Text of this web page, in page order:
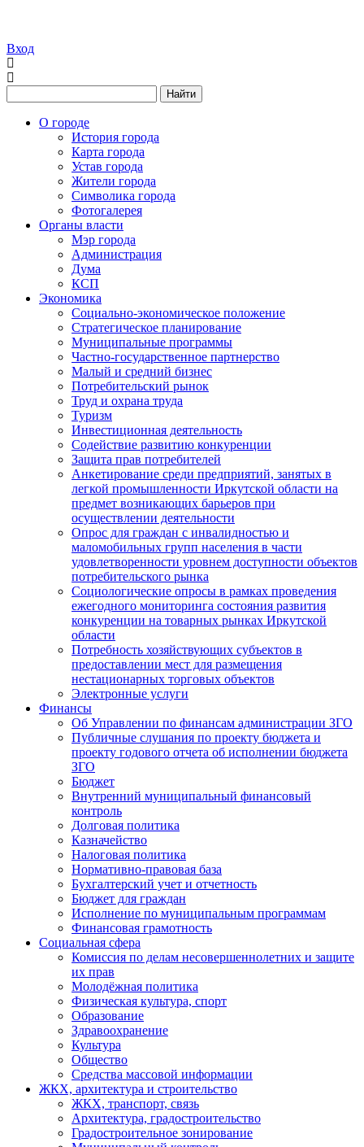
Вход
Найти
О городе
История города
Карта города
Устав города
Жители города
Символика города
Фотогалерея
Органы власти
Мэр города
Администрация
Дума
КСП
Экономика
Социально-экономическое положение
Стратегическое планирование
Муниципальные программы
Частно-государственное партнерство
Малый и средний бизнес
Потребительский рынок
Труд и охрана труда
Туризм
Инвестиционная деятельность
Содействие развитию конкуренции
Защита прав потребителей
Анкетирование среди предприятий, занятых в
легкой промышленности Иркутской области на
предмет возникающих барьеров при
осуществлении деятельности
Опрос для граждан с инвалидностью и
маломобильных групп населения в части
удовлетворенности уровнем доступности объектов
потребительского рынка
Социологические опросы в рамках проведения
ежегодного мониторинга состояния развития
конкуренции на товарных рынках Иркутской
области
Потребность хозяйствующих субъектов в
предоставлении мест для размещения
нестационарных торговых объектов
Электронные услуги
Финансы
Об Управлении по финансам администрации ЗГО
Публичные слушания по проекту бюджета и
проекту годового отчета об исполнении бюджета
ЗГО
Бюджет
Внутренний муниципальный финансовый
контроль
Долговая политика
Казначейство
Налоговая политика
Нормативно-правовая база
Бухгалтерский учет и отчетность
Бюджет для граждан
Исполнение по муниципальным программам
Финансовая грамотность
Социальная сфера
Комиссия по делам несовершеннолетних и защите
их прав
Молодёжная политика
Физическая культура, спорт
Образование
Здравоохранение
Культура
Общество
Средства массовой информации
ЖКХ, архитектура и строительство
ЖКХ, транспорт, связь
Архитектура, градостроительство
Градостроительное зонирование